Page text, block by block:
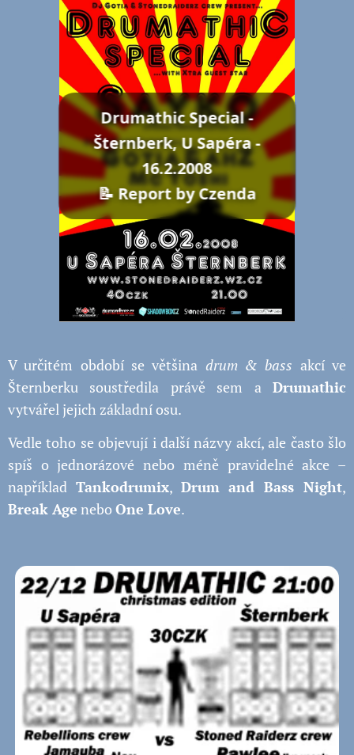
Drumathic Special -
Šternberk, U Sapéra -
16.2.2008
📝 Report by Czenda
V určitém období se většina drum & bass akcí ve
Šternberku soustředila právě sem a Drumathic
vytvářel jejich základní osu.
Vedle toho se objevují i další názvy akcí, ale často šlo
spíš o jednorázové nebo méně pravidelné akce –
například Tankodrumix, Drum and Bass Night,
Break Age neboOne Love.